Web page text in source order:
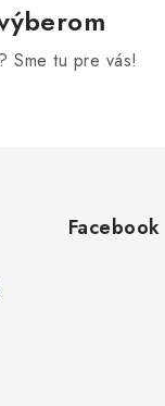
Sme tu pre vás!
Facebook